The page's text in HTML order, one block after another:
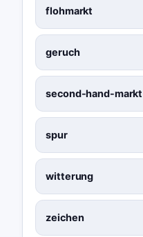
flohmarkt
geruch
second-hand-markt
spur
witterung
zeichen